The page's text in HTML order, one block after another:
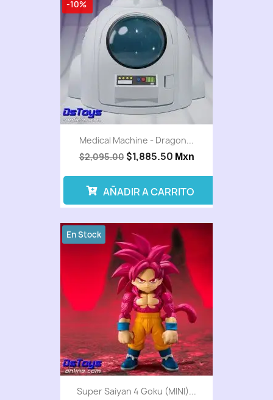
Medical Machine - Dragon...
$2,095.00 $1,885.50 Mxn
-10%
AÑADIR A CARRITO
Super Saiyan 4 Goku (MINI)...
En Stock